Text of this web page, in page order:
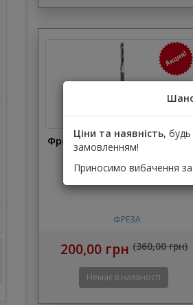
Фреза 600001 для воска
номер 600001
ФРЕЗА
200,00 грн (360,00 грн)
Ціни та наявність,
замовленням!
Приносимо вибачення за